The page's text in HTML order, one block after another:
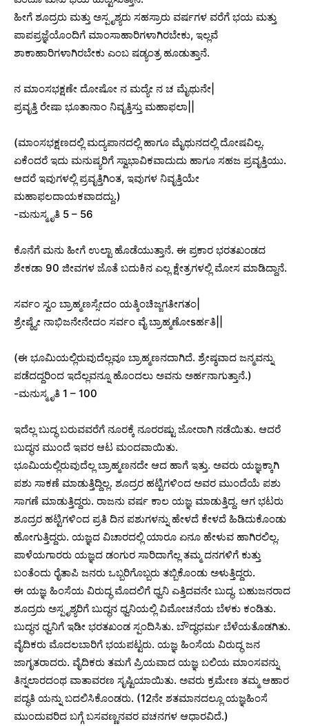
ಹೀಗೆ ಶೂದ್ರರು ಮತ್ತು ಅಸ್ಪೃಶ್ಯರು ಸಹಸ್ರಾರು ವರ್ಷಗಳ ವರೆಗೆ ಭಯ ಮತ್ತು
ಪಾಪಪ್ರಜ್ಞೆಯೊಂದಿಗೆ ಮಾಂಸಾಹಾರಿಗಳಾಗಿರಬೇಕು, ಇಲ್ಲವೆ
ಶಾಕಾಹಾರಿಗಳಾಗಿರಬೇಕು ಎಂಬ ಷಡ್ಯಂತ್ರ ಹೂಡುತ್ತಾನೆ.
ನ ಮಾಂಸಭಕ್ಷಣೇ ದೋಷೋ ನ ಮದ್ಯೇ ನ ಚ ಮೈಥುನೇ|
ಪ್ರವೃತ್ತಿ ರೇಷಾ ಭೂತಾನಾಂ ನಿವೃತ್ತಿಸ್ತು ಮಹಾಫಲಾ||
(ಮಾಂಸಭಕ್ಷಣದಲ್ಲಿ ಮದ್ಯಪಾನದಲ್ಲಿ ಹಾಗೂ ಮೈಥುನದಲ್ಲಿ ದೋಷವಿಲ್ಲ.
ಏಕೆಂದರೆ ಇದು ಮನುಷ್ಯರಿಗೆ ಸ್ವಾಭಾವಿಕವಾದುದು ಹಾಗೂ ಸಹಜ ಪ್ರವೃತ್ತಿಯು.
ಆದರೆ ಇವುಗಳಲ್ಲಿ ಪ್ರವೃತ್ತಿಗಿಂತ, ಇವುಗಳ ನಿವೃತ್ತಿಯೇ
ಮಹಾಫಲದಾಯಕವಾದದ್ದು.)
-ಮನುಸ್ಮೃತಿ 5 – 56
ಕೊನೆಗೆ ಮನು ಹೀಗೆ ಉಲ್ಟಾ ಹೊಡೆಯುತ್ತಾನೆ. ಈ ಪ್ರಕಾರ ಭರತಖಂಡದ
ಶೇಕಡಾ 90 ಜೀವಗಳ ಜೊತೆ ಬದುಕಿನ ಎಲ್ಲ ಕ್ಷೇತ್ರಗಳಲ್ಲಿ ಮೋಸ ಮಾಡಿದ್ದಾನೆ.
ಸರ್ವಂ ಸ್ವಂ ಬ್ರಾಹ್ಮಣಸ್ಸೇದಂ ಯತ್ಕಿಂಚಿಜ್ಜಗತೀಗತಂ|
ಶ್ರೇಷ್ಠ್ಯೇ ನಾಭಿಜನೇನೇದಂ ಸರ್ವಂ ವೈ ಬ್ರಾಹ್ಮಣೋsರ್ಹತಿ||
(ಈ ಭೂಮಿಯಲ್ಲಿರುವುದೆಲ್ಲವೂ ಬ್ರಾಹ್ಮಣನದಾಗಿದೆ. ಶ್ರೇಷ್ಠವಾದ ಜನ್ಮವನ್ನು
ಪಡೆದದ್ದರಿಂದ ಇದೆಲ್ಲವನ್ನೂ ಹೊಂದಲು ಅವನು ಅರ್ಹನಾಗುತ್ತಾನೆ.)
-ಮನುಸ್ಮೃತಿ 1 – 100
ಇದೆಲ್ಲ ಬುದ್ಧ ಬರುವವರೆಗೆ ನೂರಕ್ಕೆ ನೂರರಷ್ಟು ಜೋರಾಗಿ ನಡೆಯಿತು. ಆದರೆ
ಬುದ್ಧನ ಮುಂದೆ ಇವರ ಆಟ ಮಂದವಾಯಿತು.
ಭೂಮಿಯಲ್ಲಿರುವುದೆಲ್ಲ ಬ್ರಾಹ್ಮಣನದೇ ಆದ ಹಾಗೆ ಇತ್ತು. ಅವರು ಯಜ್ಞಕ್ಕಾಗಿ
ಪಶು ಸಾಕಣೆ ಮಾಡುತ್ತಿದ್ದಿಲ್ಲ. ಶೂದ್ರರ ಹಟ್ಟಿಗಳಿಂದ ಅವರ ಮುಂದೆಯೆ ಪಶು
ಸಾಗಣೆ ಮಾಡುತ್ತಿದ್ದರು. ರಾಜನು ವರ್ಷ ಕಾಲ ಯಜ್ಞ ಮಾಡುತ್ತಿದ್ದ. ಆಗ ಭಟರು
ಶೂದ್ರರ ಹಟ್ಟಿಗಳಿಂದ ಪ್ರತಿ ದಿನ ಪಶುಗಳನ್ನು ಹೇಳದೆ ಕೇಳದೆ ಹಿಡಿದುಕೊಂಡು
ಹೋಗುತ್ತಿದ್ದರು. ಯಜ್ಞದ ವಿಚಾರದಲ್ಲಿ ಯಾರೂ ಏನೂ ಹೇಳುವ ಹಾಗಿರಲಿಲ್ಲ.
ಪಾಳೆಯಗಾರರು ಯಜ್ಞದ ಡಂಗುರ ಸಾರಿದಾಗೆಲ್ಲ ತಮ್ಮ ದನಗಳಿಗೆ ಕುತ್ತು
ಬಂತೆಂದು ರೈತಾಪಿ ಜನರು ಒಬ್ಬರಿಗೊಬ್ಬರು ತಬ್ಬಿಕೊಂಡು ಅಳುತ್ತಿದ್ದರು.
ಈ ಯಜ್ಞ ಹಿಂಸೆಯ ವಿರುದ್ಧ ಮೊದಲಿಗೆ ಧ್ವನಿ ಎತ್ತಿದವನೇ ಬುದ್ಧ. ಬಹುಜನರಾದ
ಶೂದ್ರರು ಅಸ್ಪೃಶ್ಯರಿಗೆ ಬುದ್ಧನ ಧ್ವನಿಯಲ್ಲಿ ವಿಮೋಚನೆಯ ಬೆಳಕು ಕಂಡಿತು.
ಬುದ್ಧನ ಧ್ವನಿಗೆ ಇಡೀ ಭರತಖಂಡ ಸ್ಪಂದಿಸಿತು. ಬೌದ್ಧಧರ್ಮ ಬೆಳೆಯತೊಡಗಿತು.
ವೈದಿಕರು ಮೊದಲಬಾರಿಗೆ ಭಯಪಟ್ಟರು. ಯಜ್ಞ ಹಿಂಸೆಯ ವಿರುದ್ಧ ಜನ
ಜಾಗೃತರಾದರು. ವೈದಿಕರು ತಮಗೆ ಪ್ರಿಯವಾದ ಯಜ್ಞ ಬಲಿಯ ಮಾಂಸವನ್ನು
ತಿನ್ನಲಾರದಂಥ ವಾತಾವರಣ ಸೃಷ್ಟಿಯಾಯಿತು. ಅವರು ಕ್ರಮೇಣ ತಮ್ಮ ಆಹಾರ
ಪದ್ಧತಿ ಯನ್ನು ಬದಲಿಸಿಕೊಂಡರು. (12ನೇ ಶತಮಾನದಲ್ಲೂ ಯಜ್ಞಹಿಂಸೆ
ಮುಂದುವರಿದ ಬಗ್ಗೆ ಬಸವಣ್ಣನವರ ವಚನಗಳ ಆಧಾರವಿದೆ.)